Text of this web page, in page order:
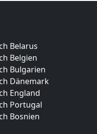
Belarus
Belgien
Bulgarien
Dänemark
England
Portugal
Bosnien